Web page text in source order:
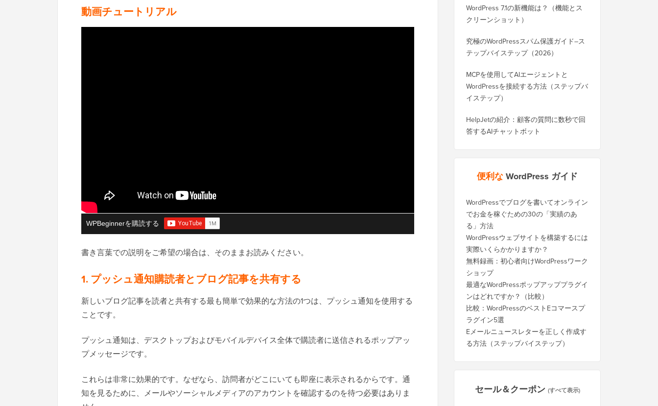
動画チュートリアル
WPBeginnerを購読する
書き言葉での説明をご希望の場合は、そのままお読みください。
1. プッシュ通知購読者とブログ記事を共有する
新しいブログ記事を読者と共有する最も簡単で効果的な方法の1つは、プッシュ通知を使用する
ことです。
プッシュ通知は、デスクトップおよびモバイルデバイス全体で購読者に送信されるポップアッ
プメッセージです。
これらは非常に効果的です。なぜなら、訪問者がどこにいても即座に表示されるからです。通
知を見るために、メールやソーシャルメディアのアカウントを確認するのを待つ必要はありま
WordPress 7.1の新機能は？（機能とス
クリーンショット）
究極のWordPressスパム保護ガイド–ス
テップバイステップ（2026）
MCPを使用してAIエージェントと
WordPressを接続する方法（ステップバ
イステップ）
HelpJetの紹介：顧客の質問に数秒で回
答するAIチャットボット
便利なWordPress ガイド
WordPressでブログを書いてオンライン
でお金を稼ぐための30の「実績のあ
る」方法
WordPressウェブサイトを構築するには
実際いくらかかりますか？
無料録画：初心者向けWordPressワーク
ショップ
最適なWordPressポップアッププラグイ
ンはどれですか？（比較）
比較：WordPressのベストEコマースプ
ラグイン5選
Eメールニュースレターを正しく作成す
る方法（ステップバイステップ）
セール＆クーポン (すべて表示)